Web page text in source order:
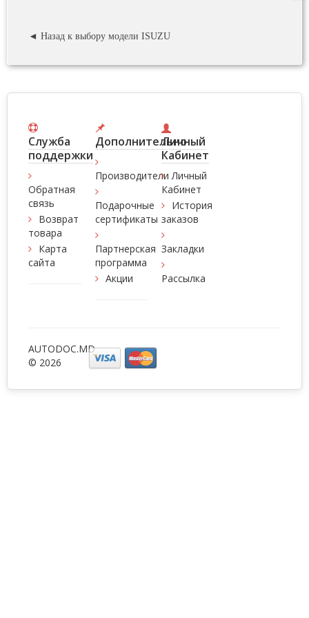
◄ Назад к выбору модели ISUZU
Служба
поддержки
Обратная
связь
Возврат
товара
Карта
сайта
Дополнительно
Производители
Подарочные
сертификаты
Партнерская
программа
Акции
Личный
Кабинет
Личный
Кабинет
История
заказов
Закладки
Рассылка
AUTODOC.MD
© 2026